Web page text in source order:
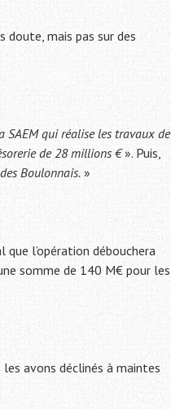
doute, mais pas sur des
SAEM qui réalise les travaux de
de 28 millions €». Puis,
Boulonnais. »
que l’opération débouchera
somme de 140 M€ pour les
avons déclinés à maintes